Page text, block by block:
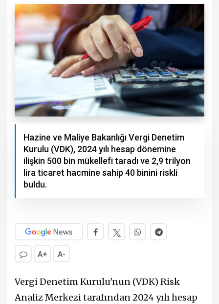
Hazine ve Maliye Bakanlığı Vergi Denetim
Kurulu (VDK), 2024 yılı hesap dönemine
ilişkin 500 bin mükellefi taradı ve 2,9 trilyon
lira ticaret hacmine sahip 40 binini riskli
buldu.
A+ A-
Vergi Denetim Kurulu'nun (VDK) Risk
Analiz Merkezi tarafından 2024 yılı hesap